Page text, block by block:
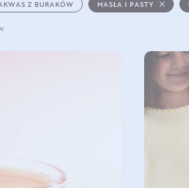
Z BURAKÓW MASŁA I PASTY